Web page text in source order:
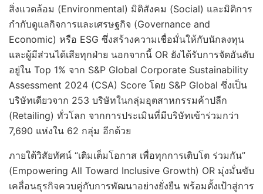
สิ่งแวดล้อม (Environmental) มิติสังคม (Social) และมิติการ
กำกับดูแลกิจการและเศรษฐกิจ (Governance and
Economic) หรือ ESG ซึ่งสร้างความเชื่อมั่นให้กับนักลงทุน
และผู้มีส่วนได้เสียทุกฝ่าย นอกจากนี้ OR ยังได้รับการจัดอันดับ
อยู่ใน Top 1% จาก S&P Global Corporate Sustainability
Assessment 2024 (CSA) Score โดย S&P Global ซึ่งเป็น
บริษัทเดียวจาก 253 บริษัทในกลุ่มอุตสาหกรรมค้าปลีก
(Retailing) ทั่วโลก จากการประเมินที่มีบริษัทเข้าร่วมกว่า
7,690 แห่งใน 62 กลุ่ม อีกด้วย
ภายใต้วิสัยทัศน์ “เติมเต็มโอกาส เพื่อทุกการเติบโต ร่วมกัน”
(Empowering All Toward Inclusive Growth) OR มุ่งมั่นขับ
เคลื่อนธุรกิจควบคู่กับการพัฒนาอย่างยั่งยืน พร้อมตั้งเป้าสู่การ